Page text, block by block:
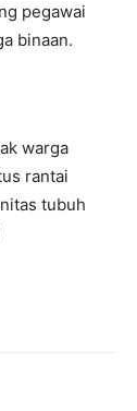
pegawai
binaan.
warga
rantai
tubuh